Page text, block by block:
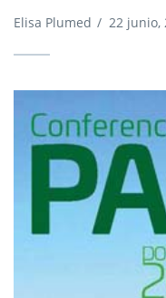
Elisa Plumed / 22 junio,